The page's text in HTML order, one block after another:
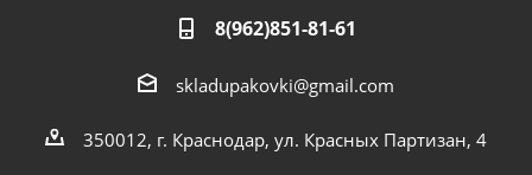
8(962)851-81-61
skladupakovki@gmail.com
350012, г. Краснодар, ул. Красных Партизан, 4